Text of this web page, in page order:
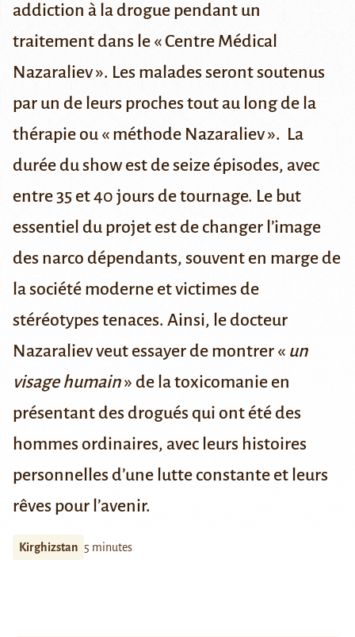
addiction à la drogue pendant un
traitement dans le « Centre Médical
Nazaraliev ». Les malades seront soutenus
par un de leurs proches tout au long de la
thérapieou « méthode Nazaraliev ». La
durée du show est de seize épisodes, avec
entre 35 et 40 jours de tournage. Le but
essentiel du projet est de changer l’image
des narco dépendants, souvent en marge de
la société moderne et victimes de
stéréotypes tenaces. Ainsi, le docteur
Nazaraliev veut essayer de montrer « un
visage humain» de la toxicomanie en
présentant des drogués qui ont été des
hommes ordinaires, avec leurs histoires
personnelles d’une lutte constante et leurs
rêves pour l’avenir.
Kirghizstan 5 minutes